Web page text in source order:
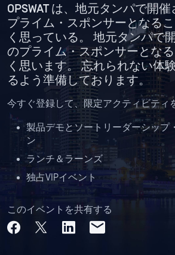
OPSWAT は、地元タンパで開
プライム・スポンサーとなる
く思っている。 地元タンパで
のプライム・スポンサーとな
く思います。 忘れられない体
るよう準備しております。
今すぐ登録して、限定アクティビティ
製品デモとソートリーダーシップ
ン
ランチ＆ラーンズ
独占VIPイベント
このイベントを共有する